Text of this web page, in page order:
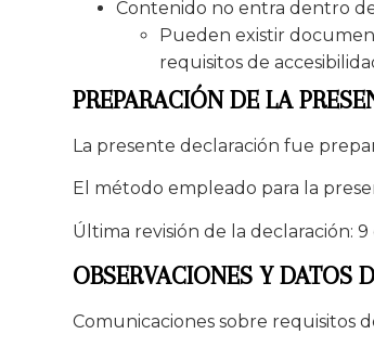
Contenido no entra dentro
Pueden existir
requisitos de
PREPARACIÓN DE LA
La presente declaración fue
El método empleado para la
Última revisión de la declaración:
OBSERVACIONES Y DATOS
Comunicaciones sobre requisitos